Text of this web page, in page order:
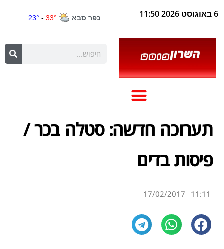
6 באוגוסט 2026 11:50
תערוכה חדשה: סטלה בכר /
פיסות בדים
11:11
17/02/2017